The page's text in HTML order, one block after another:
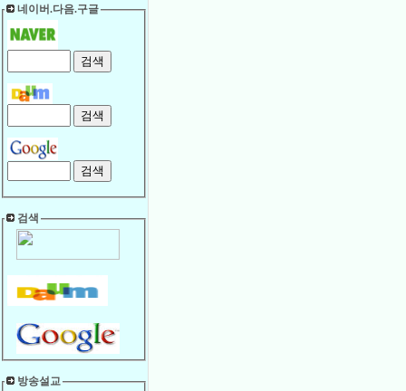
네이버.다음.구글
검색
방송설교